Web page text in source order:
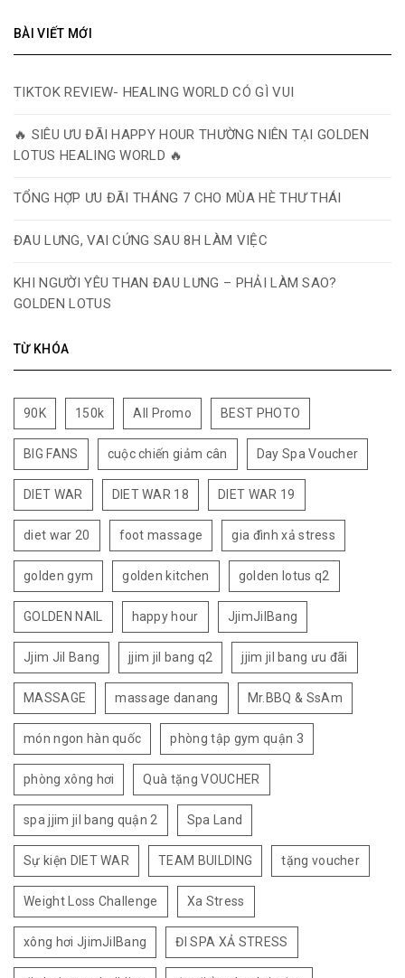
BÀI VIẾT MỚI
TIKTOK REVIEW- HEALING WORLD CÓ GÌ VUI
🔥 SIÊU ƯU ĐÃI HAPPY HOUR THƯỜNG NIÊN TẠI GOLDEN
LOTUS HEALING WORLD 🔥
TỔNG HỢP ƯU ĐÃI THÁNG 7 CHO MÙA HÈ THƯ THÁI
ĐAU LƯNG, VAI CỨNG SAU 8H LÀM VIỆC
KHI NGƯỜI YÊU THAN ĐAU LƯNG – PHẢI LÀM SAO?
GOLDEN LOTUS
TỪ KHÓA
90K 150k All Promo BEST PHOTO
BIG FANS cuộc chiến giảm cân Day Spa Voucher
DIET WAR DIET WAR 18 DIET WAR 19
diet war 20 foot massage gia đình xả stress
golden gym golden kitchen golden lotus q2
GOLDEN NAIL happy hour JjimJilBang
Jjim Jil Bang jjim jil bang q2 jjim jil bang ưu đãi
MASSAGE massage danang Mr.BBQ & SsAm
món ngon hàn quốc phòng tập gym quận 3
phòng xông hơi Quà tặng VOUCHER
spa jjim jil bang quận 2 Spa Land
Sự kiện DIET WAR TEAM BUILDING tặng voucher
Weight Loss Challenge Xa Stress
xông hơi JjimJilBang ĐI SPA XẢ STRESS